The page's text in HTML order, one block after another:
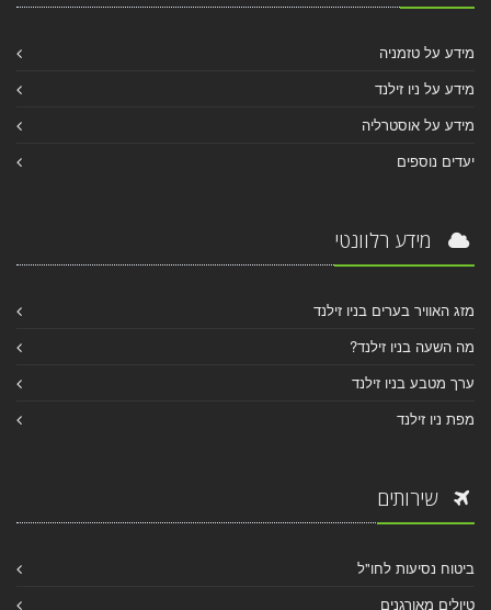
מידע על טזמניה
מידע על ניו זילנד
מידע על אוסטרליה
יעדים נוספים
מידע רלוונטי
מזג האוויר בערים בניו זילנד
מה השעה בניו זילנד?
ערך מטבע בניו זילנד
מפת ניו זילנד
שירותים
ביטוח נסיעות לחו"ל
טיולים מאורגנים